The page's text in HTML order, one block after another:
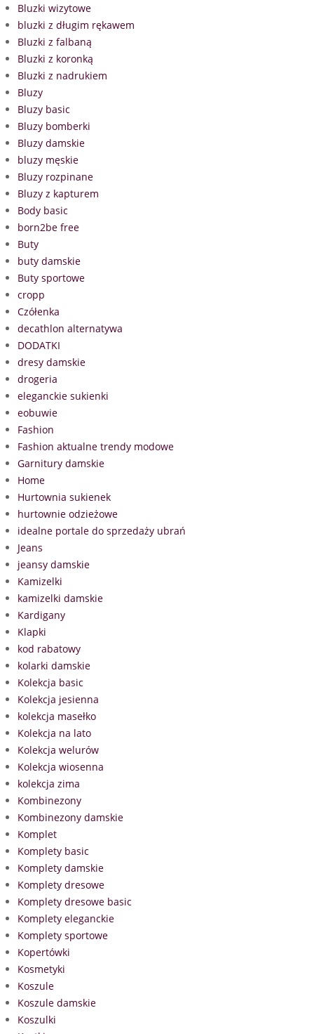
Bluzki wizytowe
bluzki z długim rękawem
Bluzki z falbaną
Bluzki z koronką
Bluzki z nadrukiem
Bluzy
Bluzy basic
Bluzy bomberki
Bluzy damskie
bluzy męskie
Bluzy rozpinane
Bluzy z kapturem
Body basic
born2be free
Buty
buty damskie
Buty sportowe
cropp
Czółenka
decathlon alternatywa
DODATKI
dresy damskie
drogeria
eleganckie sukienki
eobuwie
Fashion
Fashion aktualne trendy modowe
Garnitury damskie
Home
Hurtownia sukienek
hurtownie odzieżowe
idealne portale do sprzedaży ubrań
Jeans
jeansy damskie
Kamizelki
kamizelki damskie
Kardigany
Klapki
kod rabatowy
kolarki damskie
Kolekcja basic
Kolekcja jesienna
kolekcja masełko
Kolekcja na lato
Kolekcja welurów
Kolekcja wiosenna
kolekcja zima
Kombinezony
Kombinezony damskie
Komplet
Komplety basic
Komplety damskie
Komplety dresowe
Komplety dresowe basic
Komplety eleganckie
Komplety sportowe
Kopertówki
Kosmetyki
Koszule
Koszule damskie
Koszulki